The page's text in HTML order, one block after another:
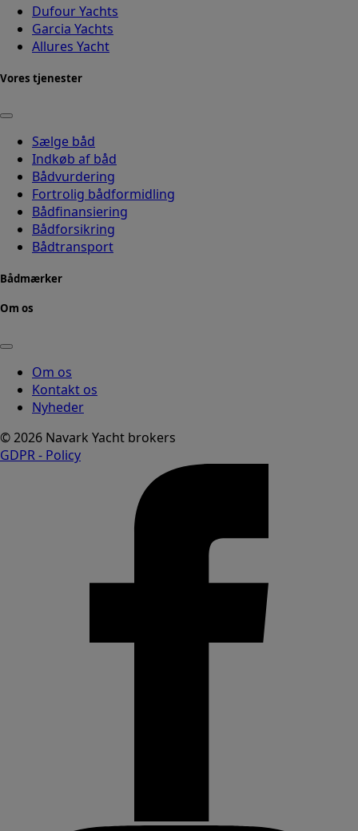
Dufour Yachts
Garcia Yachts
Allures Yacht
Vores tjenester
Sælge båd
Indkøb af båd
Bådvurdering
Fortrolig bådformidling
Bådfinansiering
Bådforsikring
Bådtransport
Bådmærker
Om os
Om os
Kontakt os
Nyheder
© 2026 Navark Yacht brokers
GDPR - Policy